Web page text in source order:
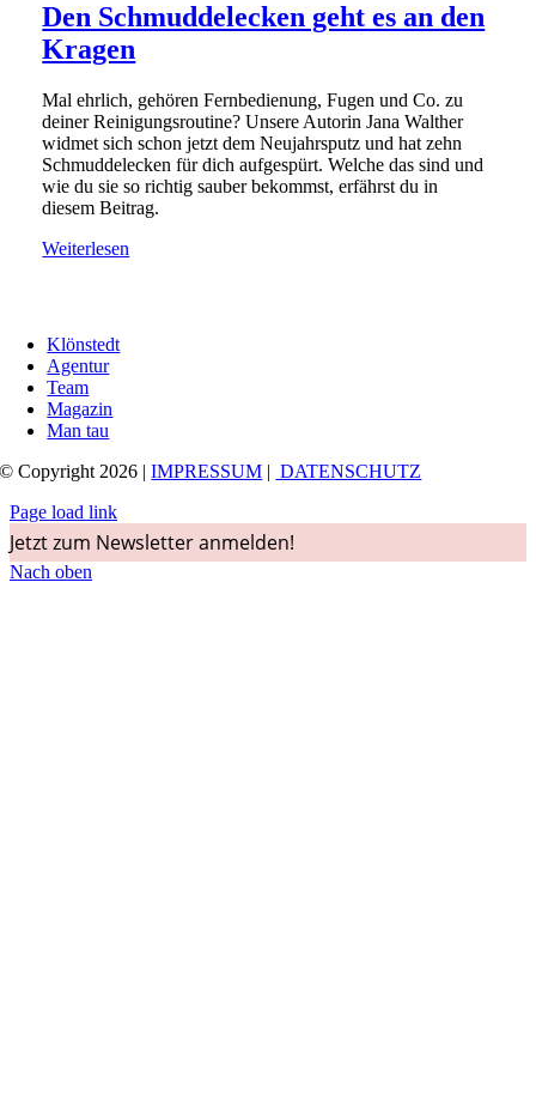
Den Schmuddelecken geht es an den
Kragen
Mal ehrlich, gehören Fernbedienung, Fugen und Co. zu
deiner Reinigungsroutine? Unsere Autorin Jana Walther
widmet sich schon jetzt dem Neujahrsputz und hat zehn
Schmuddelecken für dich aufgespürt. Welche das sind und
wie du sie so richtig sauber bekommst, erfährst du in
diesem Beitrag.
Weiterlesen
Klönstedt
Agentur
Team
Magazin
Man tau
© Copyright 2026 |IMPRESSUM | DATENSCHUTZ
Page load link
Jetzt zum Newsletter anmelden!
Nach oben